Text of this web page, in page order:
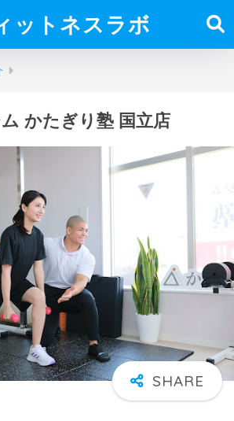
ットネスラボ
かたぎり塾 国立店